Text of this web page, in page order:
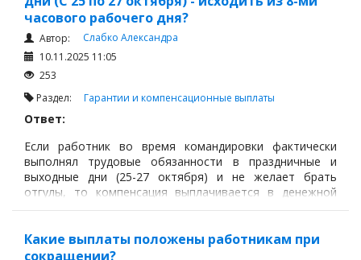
часового рабочего дня?
Автор:
Слабко Александра
10.11.2025 11:05
253
Раздел: Гарантии и компенсационные выплаты
Ответ:
Если работник во время командировки фактически
выполнял трудовые обязанности в праздничные и
выходные дни (25-27 октября) и не желает брать
отгулы, то компенсация выплачивается в денежной
форме, в соответствии со ст. 109 Трудового кодекса
дневной или часовой ставки работника.
Какие выплаты положены работникам при
сокращении?